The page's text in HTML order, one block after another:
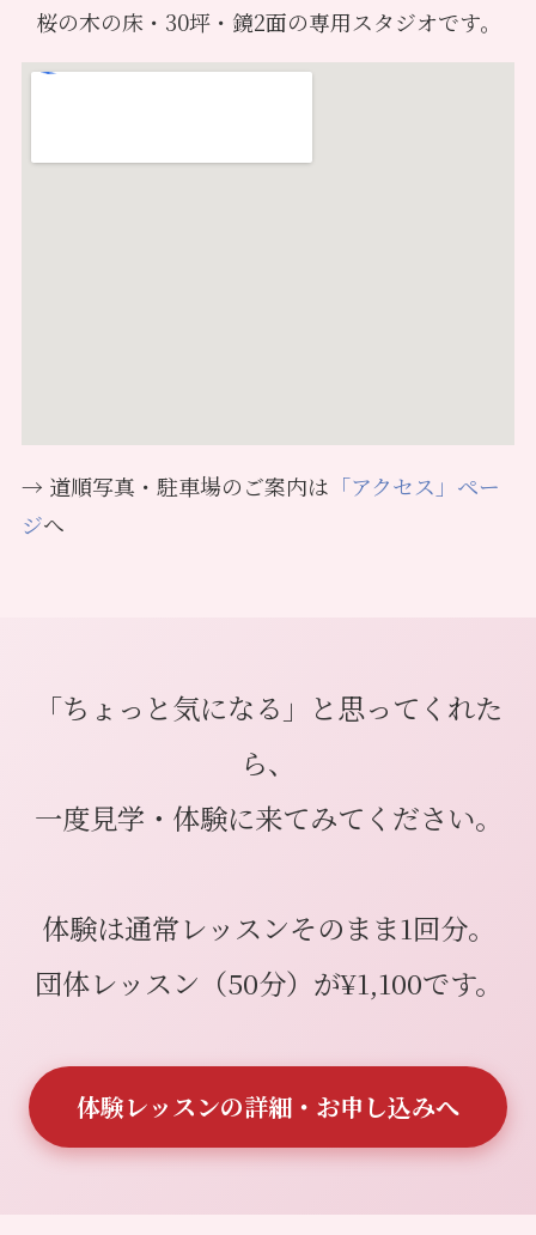
桜の木の床・30坪・鏡2面の専用スタジオです。
→ 道順写真・駐車場のご案内は 「アクセス」ペー
ジへ
「ちょっと気になる」と思ってくれた
ら、
一度見学・体験に来てみてください。
体験は通常レッスンそのまま1回分。
団体レッスン（50分）が¥1,100です。
体験レッスンの詳細・お申し込みへ